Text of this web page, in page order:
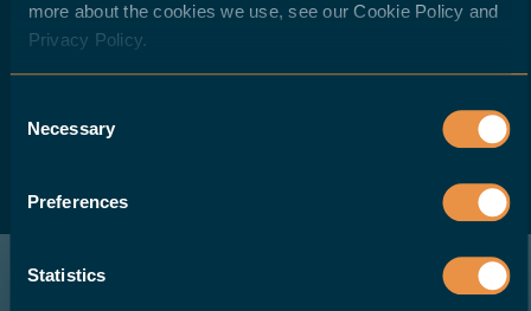
more about the cookies we use, see our Cookie Policy and
Privacy Policy.
Selection
Necessary
Preferences
Statistics
Wenn Sie ein Werkzeugmaschinenhändler
sind und Ihren Kunden eine Roboterlösung